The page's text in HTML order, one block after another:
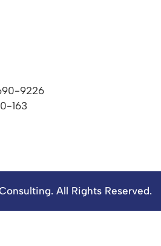
9226​
163
All Rights Reserved.